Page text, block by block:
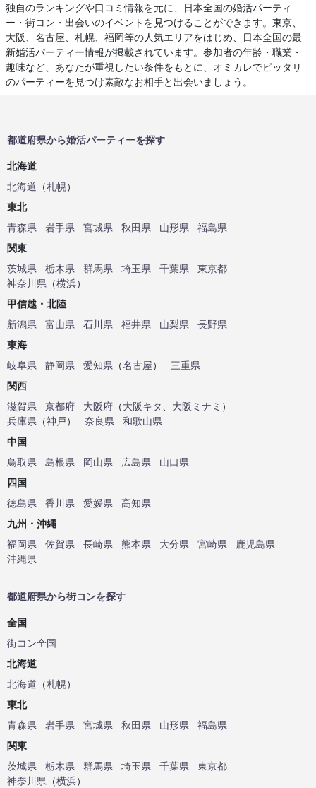
独自のランキングや口コミ情報を元に、日本全国の婚活パーティ
ー・街コン・出会いのイベントを見つけることができます。東京、
大阪、名古屋、札幌、福岡等の人気エリアをはじめ、日本全国の最
新婚活パーティー情報が掲載されています。参加者の年齢・職業・
趣味など、あなたが重視したい条件をもとに、オミカレでピッタリ
のパーティーを見つけ素敵なお相手と出会いましょう。
都道府県から婚活パーティーを探す
北海道
北海道 （札幌）
東北
青森県
岩手県 宮城県 秋田県 山形県
福島県
関東
茨城県
栃木県 群馬県 埼玉県 千葉県
東京都
神奈川県 （横浜）
甲信越・北陸
新潟県
富山県 石川県 福井県 山梨県
長野県
東海
岐阜県
静岡県 愛知県 （名古屋）
三重県
関西
滋賀県
京都府 大阪府 （大阪キタ 大阪ミナミ ）
兵庫県 （神戸） 奈良県
和歌山県
中国
鳥取県
島根県 岡山県 広島県
山口県
四国
徳島県
香川県 愛媛県
高知県
九州・沖縄
福岡県
佐賀県 長崎県 熊本県 大分県 宮崎県
鹿児島県
沖縄県
都道府県から街コンを探す
全国
街コン全国
北海道
北海道 （札幌）
東北
青森県
岩手県 宮城県 秋田県 山形県
福島県
関東
茨城県
栃木県 群馬県 埼玉県 千葉県
東京都
神奈川県 （横浜）